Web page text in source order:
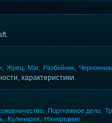
Жрец Маг, Разбойник
характеристики.
Портняжное дело
Кулинария Начертание